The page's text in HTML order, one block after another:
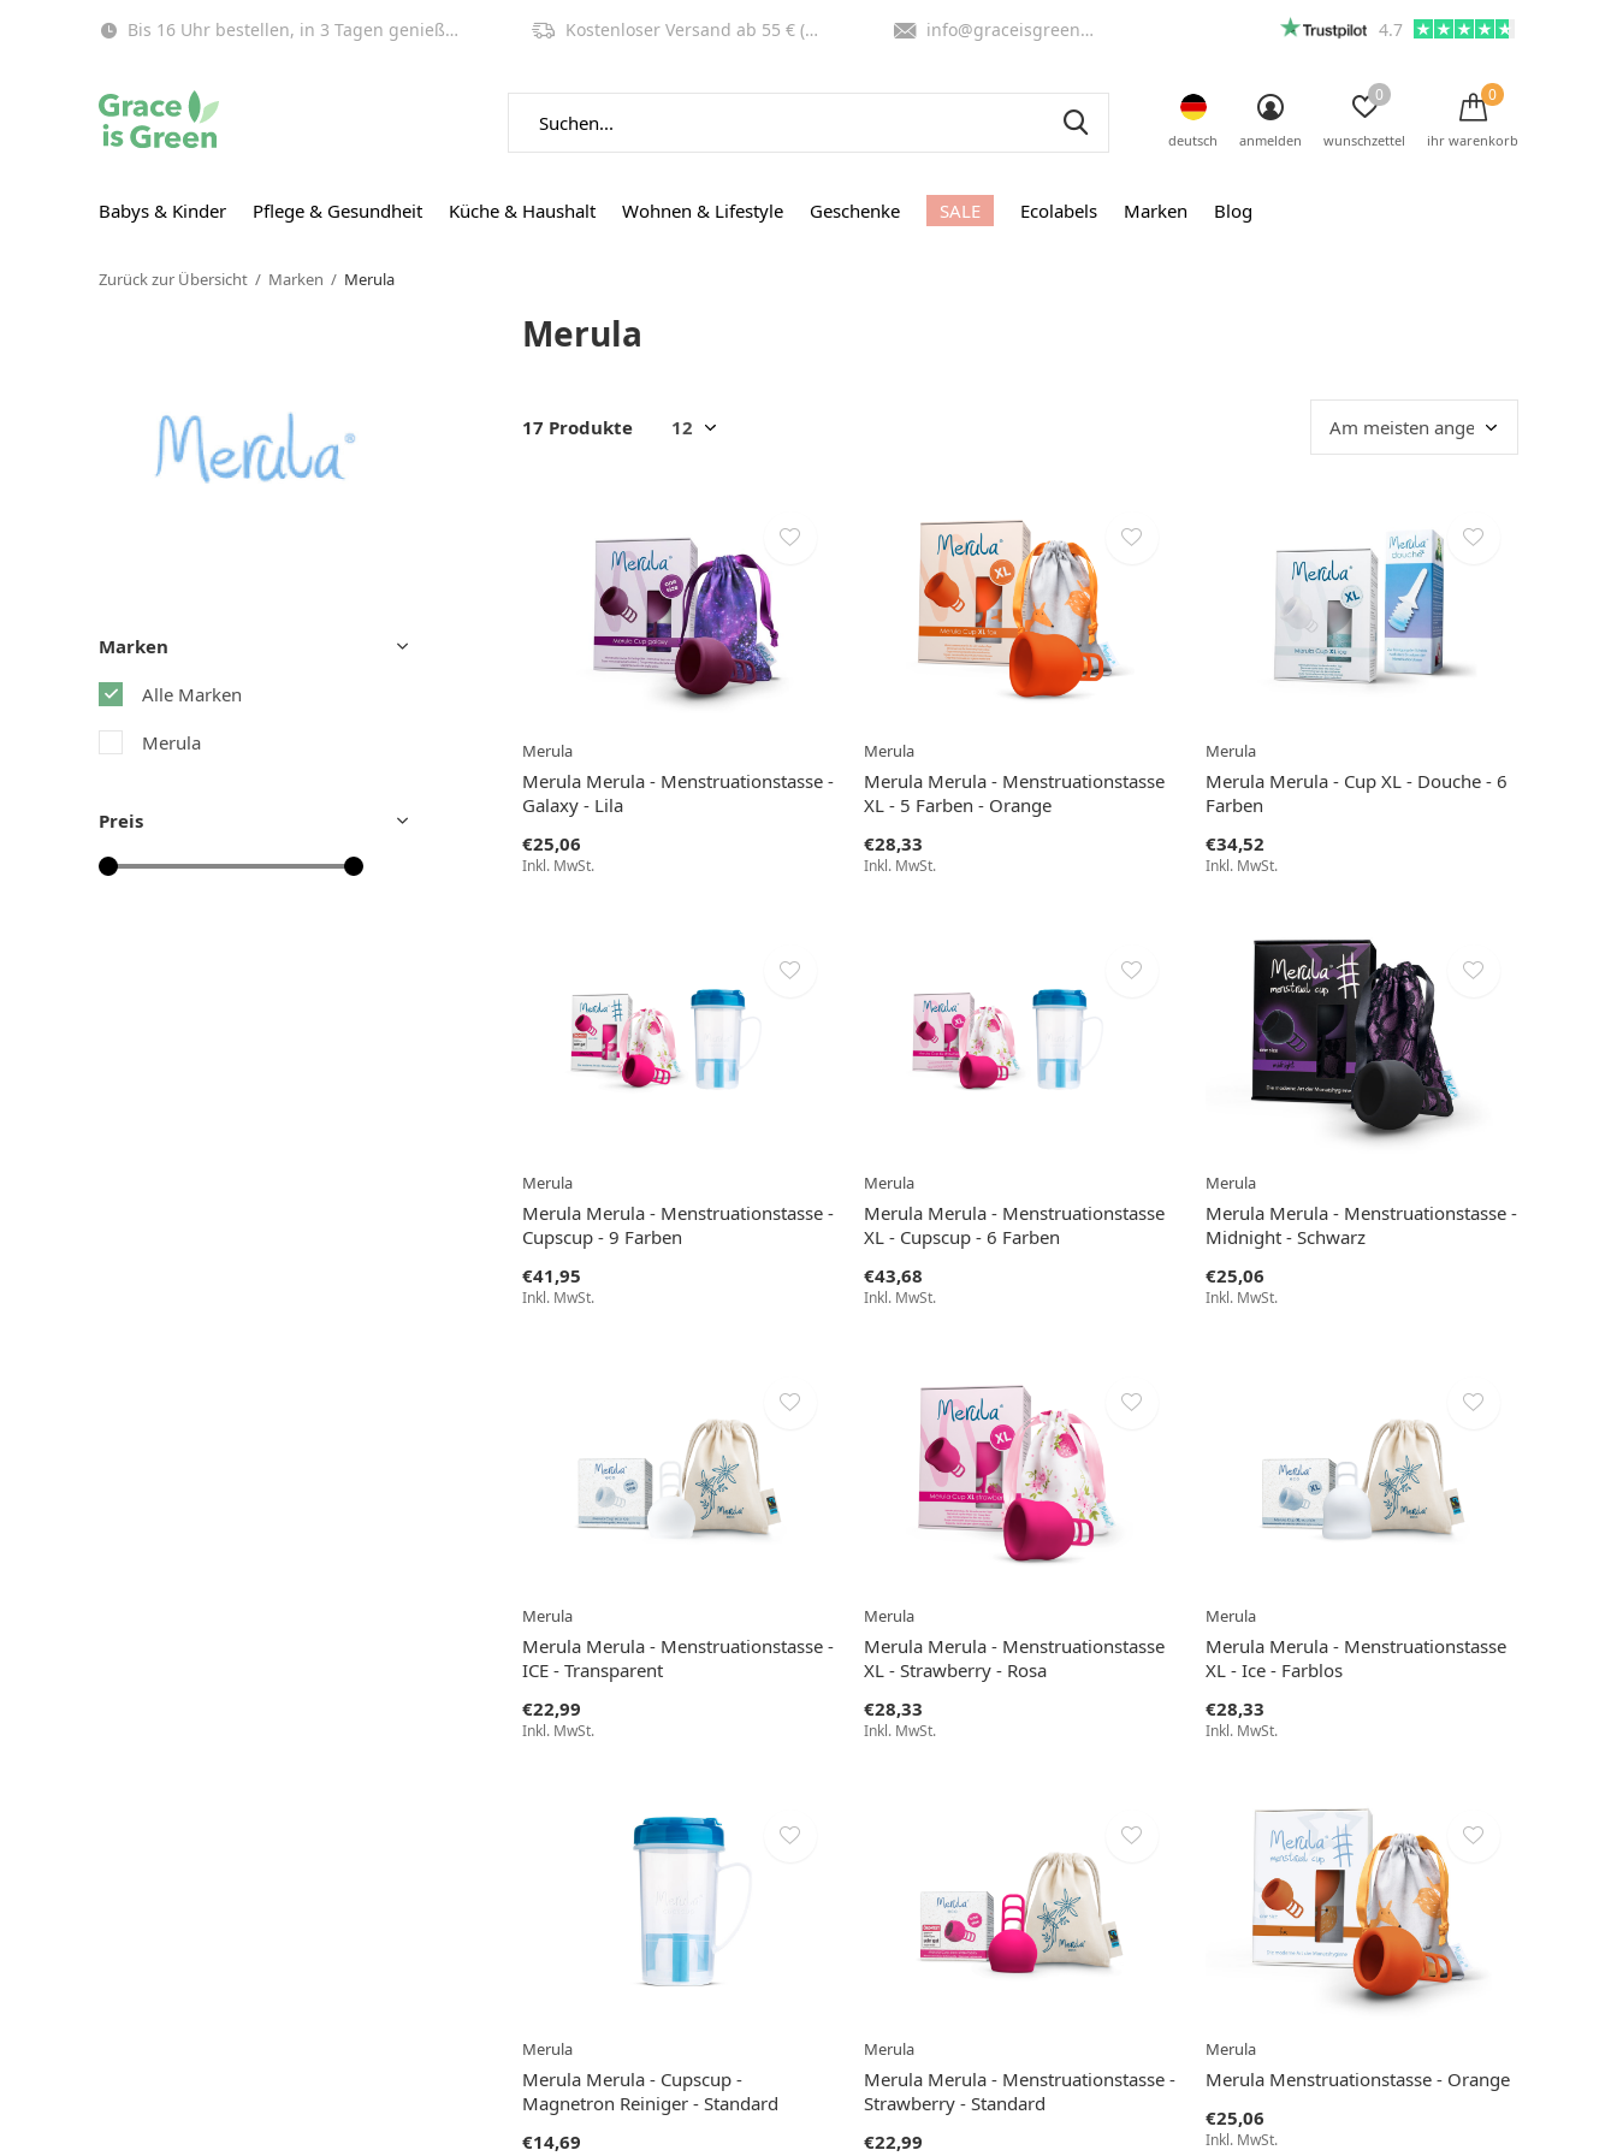
Babys & Kinder Pflege & Gesundheit Küche & Haushalt Wohnen & Lifestyle Geschenke SALE Ecolabels Marken Blog
deutsch anmelden wunschzettel
0
ihr warenkorb
0
Bis 16 Uhr bestellen, in 3 Tagen genießen (EU)! Kostenloser Versand ab 55 € (NL, BE) info@graceisgreen.com 4.7
Zurück zur Übersicht Marken Merula
Merula
17 Produkte
Merula
Merula Merula - Menstruationstasse -
Galaxy - Lila
€25,06
Inkl. MwSt.
Merula
Merula Merula - Menstruationstasse
XL - 5 Farben - Orange
€28,33
Inkl. MwSt.
Merula
Merula Merula - Cup XL - Douche - 6
Farben
€34,52
Inkl. MwSt.
Merula
Merula Merula - Menstruationstasse -
Cupscup - 9 Farben
€41,95
Inkl. MwSt.
Merula
Merula Merula - Menstruationstasse
XL - Cupscup - 6 Farben
€43,68
Inkl. MwSt.
Merula
Merula Merula - Menstruationstasse -
Midnight - Schwarz
€25,06
Inkl. MwSt.
Merula
Merula Merula - Menstruationstasse -
ICE - Transparent
€22,99
Inkl. MwSt.
Merula
Merula Merula - Menstruationstasse
XL - Strawberry - Rosa
€28,33
Inkl. MwSt.
Merula
Merula Merula - Menstruationstasse
XL - Ice - Farblos
€28,33
Inkl. MwSt.
Merula
Merula Merula - Cupscup -
Magnetron Reiniger - Standard
€14,69
Merula
Merula Merula - Menstruationstasse -
Strawberry - Standard
€22,99
Merula
Merula Menstruationstasse - Orange
€25,06
Inkl. MwSt.
Marken
Alle Marken
Merula
Preis